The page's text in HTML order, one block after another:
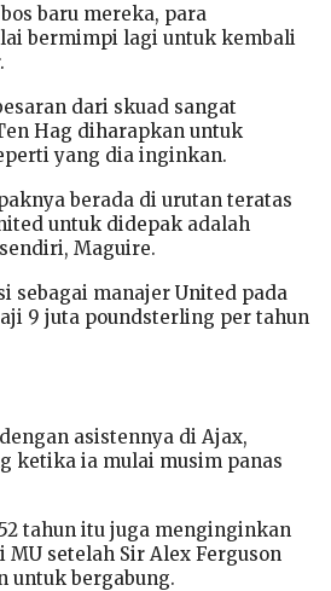
baru mereka, para
bermimpi lagi untuk kembali
dari skuad sangat
Hag diharapkan untuk
yang dia inginkan.
berada di urutan teratas
untuk didepak adalah
Maguire.
sebagai manajer United pada
9 juta poundsterling per tahun
asistennya di Ajax,
ketika ia mulai musim panas
tahun itu juga menginginkan
MU setelah Sir Alex Ferguson
untuk bergabung.